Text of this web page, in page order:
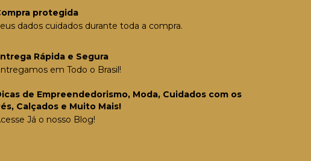
protegida
dados cuidados durante toda a compra.
Rápida e Segura
em Todo o Brasil!
de Empreendedorismo, Moda, Cuidados com os
Calçados e Muito Mais!
Já o nosso Blog!